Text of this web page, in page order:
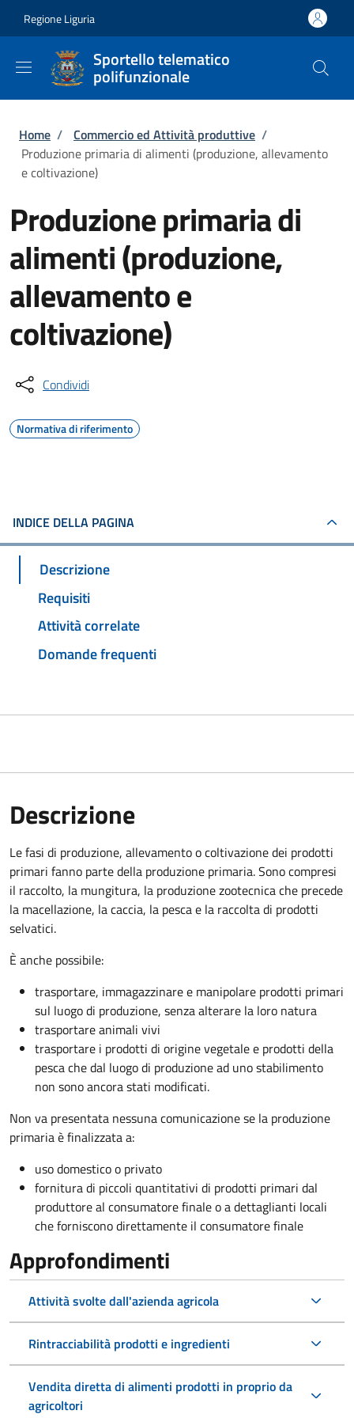
Regione Liguria
Sportello telematico
polifunzionale
Briciole di pane
Home / Commercio ed Attività produttive /
Produzione primaria di alimenti (produzione, allevamento
e coltivazione)
Produzione primaria di
alimenti (produzione,
allevamento e
coltivazione)
Condividi
Normativa di riferimento
INDICE DELLA PAGINA
Descrizione
Requisiti
Attività correlate
Domande frequenti
Descrizione
Le fasi di produzione, allevamento o coltivazione dei prodotti
primari fanno parte della produzione primaria. Sono compresi
il raccolto, la mungitura, la produzione zootecnica che precede
la macellazione, la caccia, la pesca e la raccolta di prodotti
selvatici.
È anche possibile:
trasportare, immagazzinare e manipolare prodotti primari
sul luogo di produzione, senza alterare la loro natura
trasportare animali vivi
trasportare i prodotti di origine vegetale e prodotti della
pesca che dal luogo di produzione ad uno stabilimento
non sono ancora stati modificati.
Non va presentata nessuna comunicazione se la produzione
primaria è finalizzata a:
uso domestico o privato
fornitura di piccoli quantitativi di prodotti primari dal
produttore al consumatore finale o a dettaglianti locali
che forniscono direttamente il consumatore finale
Approfondimenti
Attività svolte dall'azienda agricola
Rintracciabilità prodotti e ingredienti
Vendita diretta di alimenti prodotti in proprio da
agricoltori